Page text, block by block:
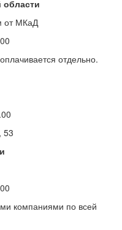
от МКаД
отдельно.
53
компаниями по всей